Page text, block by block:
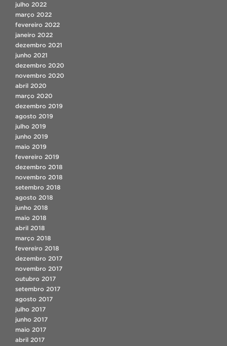
julho 2022
março 2022
fevereiro 2022
janeiro 2022
dezembro 2021
junho 2021
dezembro 2020
novembro 2020
abril 2020
março 2020
dezembro 2019
agosto 2019
julho 2019
junho 2019
maio 2019
fevereiro 2019
dezembro 2018
novembro 2018
setembro 2018
agosto 2018
junho 2018
maio 2018
abril 2018
março 2018
fevereiro 2018
dezembro 2017
novembro 2017
outubro 2017
setembro 2017
agosto 2017
julho 2017
junho 2017
maio 2017
abril 2017